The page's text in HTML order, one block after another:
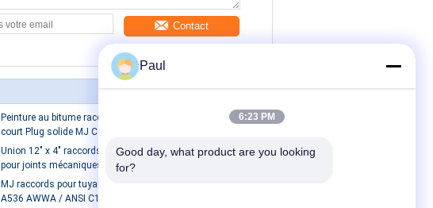
Contact
Peinture au bitume raccords de tuyaux en fonte Corps
court Plug solide MJ Cap solide
Union 12" x 4" raccords pour tuyaux en fonte raccords
pour joints mécaniques MJ Cap 51 LBS Poids
MJ raccords pour tuyaux en fonte en fer ductile ASTM
A536 AWWA / ANSI C153
Paul
6:23 PM
Good day, what product are you looking
for?